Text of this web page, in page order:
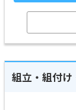
組立・組付